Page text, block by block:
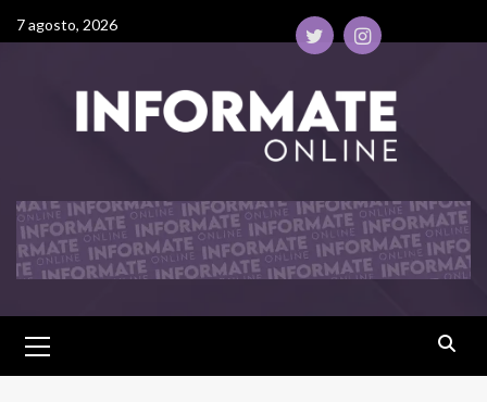
7 agosto, 2026